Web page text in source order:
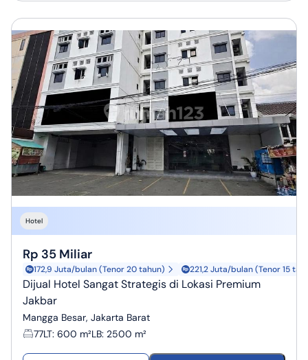
Hotel
Rp 35 Miliar
172,9 Juta/bulan (Tenor 20 tahun) 221,2 Juta/bulan (Tenor 15
Dijual Hotel Sangat Strategis di Lokasi Premium
Jakbar
Mangga Besar, Jakarta Barat
77LT: 600 m²LB: 2500 m²